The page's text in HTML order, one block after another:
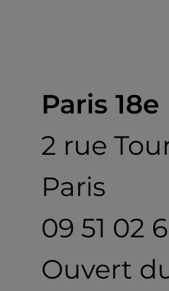
Paris 18e
2 rue
Paris
09 51 02
Ouvert